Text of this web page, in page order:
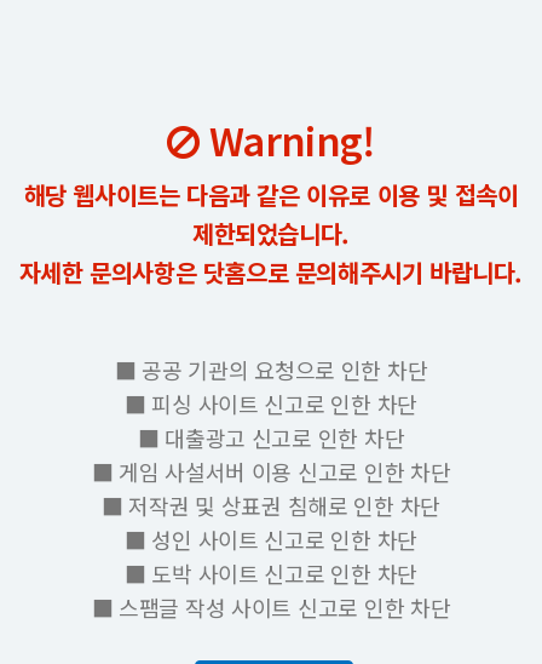
Warning!
해당 웹사이트는 다음과 같은 이유로 이용 및 접속이
제한되었습니다.
자세한 문의사항은 닷홈으로 문의해주시기 바랍니다.
■ 공공 기관의 요청으로 인한 차단
■ 피싱 사이트 신고로 인한 차단
■ 대출광고 신고로 인한 차단
■ 게임 사설서버 이용 신고로 인한 차단
■ 저작권 및 상표권 침해로 인한 차단
■ 성인 사이트 신고로 인한 차단
■ 도박 사이트 신고로 인한 차단
■ 스팸글 작성 사이트 신고로 인한 차단